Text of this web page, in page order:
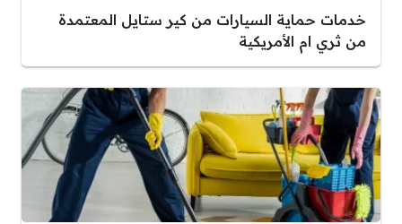
خدمات حماية السيارات من كير ستايل المعتمدة
من ثري ام الأمريكية